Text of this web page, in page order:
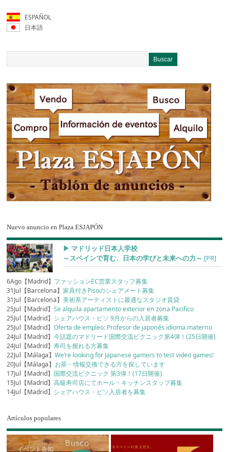
ESPAÑOL
日本語
Nuevo anuncio en Plaza ESJAPÓN
▶︎ マドリッド日本人学校
～スペインで育む、日本の学びと未来への力～ [PR]
6Ago【Madrid】 ファッションEC営業スタッフ募集
31Jul【Barcelona】家具付きPisoのシェアメート募集
31Jul【Barcelona】美術系アーティストに最適なスタジオ賃貸
25Jul【Madrid】Se alquila apartamento exterior en zona Pacifico
25Jul【Madrid】 シェアハウス・ピソ 9月からの入居者募集
25Jul【Madrid】Oferta de empleo: Profesor de japonés idioma materno
24Jul【Madrid】今話題のマドリード国際交流ピクニック第4弾！(25日開催)
24Jul【Madrid】寿司を握れる方募集
22Jul【Málaga】We’re looking for Japanese gamers to test video games!
20Jul【Málaga】 お茶・情報交換できる方を探しています
17Jul【Madrid】 国際交流ピクニック 第3弾！(17日開催)
15Jul【Madrid】高級寿司店にてホール・キッチンスタッフ募集
14Jul【Madrid】 シェアハウス・ピソ入居者を募集
Artículos populares